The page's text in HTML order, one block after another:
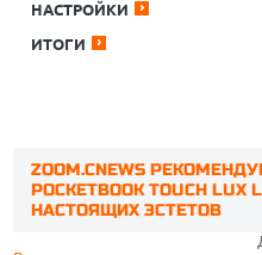
НАСТРОЙКИ
ИТОГИ
ZOOM.CNEWS
POCKETBOOK TOUCH
НАСТОЯЩИХ ЭСТЕТОВ